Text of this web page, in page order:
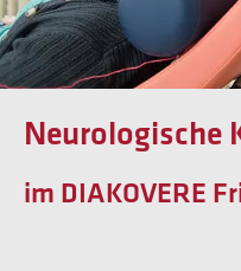
Neurologische
im DIAKOVERE